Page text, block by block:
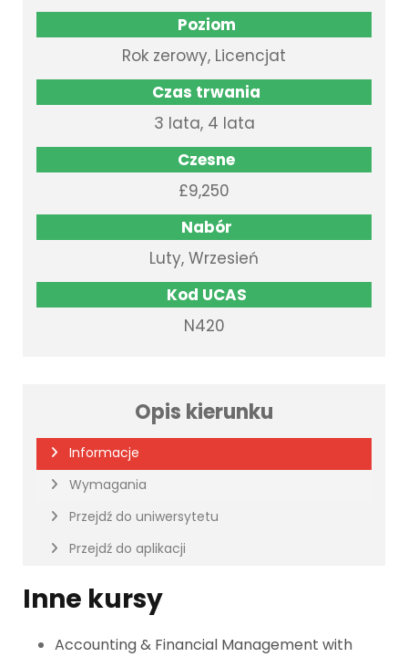
Poziom
Rok zerowy, Licencjat
Czas trwania
3 lata, 4 lata
Czesne
£9,250
Nabór
Luty, Wrzesień
Kod UCAS
N420
Opis kierunku
Informacje
Wymagania
Przejdź do uniwersytetu
Przejdź do aplikacji
Inne kursy
Accounting & Financial Management with